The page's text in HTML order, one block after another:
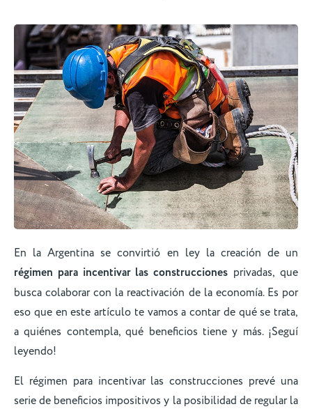
En la Argentina se convirtió en ley la creación de un
régimen para incentivar las construcciones privadas, que
busca colaborar con la reactivación de la economía. Es por
eso que en este artículo te vamos a contar de qué se trata,
a quiénes contempla, qué beneficios tiene y más. ¡Seguí
leyendo!
El régimen para incentivar las construcciones prevé una
serie de beneficios impositivos y la posibilidad de regular la